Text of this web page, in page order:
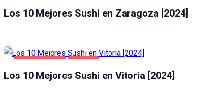
Los 10 Mejores Sushi en Zaragoza [2024]
GASTRONOMÍA VITORIA
Los 10 Mejores Sushi en Vitoria [2024]